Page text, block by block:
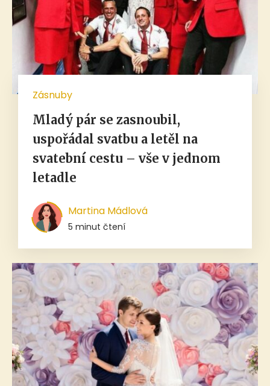
Zásnuby
Mladý pár se zasnoubil,
uspořádal svatbu a letěl na
svatební cestu – vše v jednom
letadle
Martina Mádlová
5 minut čtení